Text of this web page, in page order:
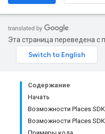
Эта страница переведена с
Содержание
Начать
Возможности Places
Возможности Places